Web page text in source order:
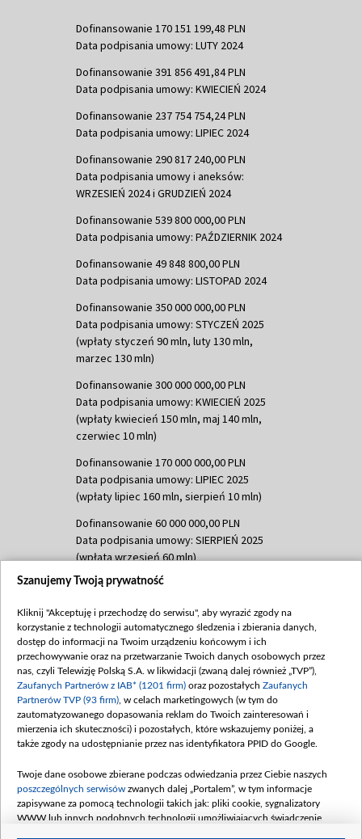
Dofinansowanie 170 151 199,48 PLN
Data podpisania umowy: LUTY 2024
Dofinansowanie 391 856 491,84 PLN
Data podpisania umowy: KWIECIEŃ 2024
Dofinansowanie 237 754 754,24 PLN
Data podpisania umowy: LIPIEC 2024
Dofinansowanie 290 817 240,00 PLN
Data podpisania umowy i aneksów:
WRZESIEŃ 2024 i GRUDZIEŃ 2024
Dofinansowanie 539 800 000,00 PLN
Data podpisania umowy: PAŹDZIERNIK 2024
Dofinansowanie 49 848 800,00 PLN
Data podpisania umowy: LISTOPAD 2024
Dofinansowanie 350 000 000,00 PLN
Data podpisania umowy: STYCZEŃ 2025
(wpłaty styczeń 90 mln, luty 130 mln,
marzec 130 mln)
Dofinansowanie 300 000 000,00 PLN
Data podpisania umowy: KWIECIEŃ 2025
(wpłaty kwiecień 150 mln, maj 140 mln,
czerwiec 10 mln)
Dofinansowanie 170 000 000,00 PLN
Data podpisania umowy: LIPIEC 2025
(wpłaty lipiec 160 mln, sierpień 10 mln)
Dofinansowanie 60 000 000,00 PLN
Data podpisania umowy: SIERPIEŃ 2025
(wpłata wrzesień 60 mln)
Dofinansowanie 635 783 051,21 PLN
(wpłata wrzesień 100 mln, październik 350
mln, listopad 265 mln)
Dofinansowanie 48 862 000,00 PLN
Data podpisania umowy: GRUDZIEŃ 2025
(wpłata grudzień 60,548 mln)
Dofinansowanie 900 000 000,00 PLN
Data podpisania umowy: LUTY 2026 (wpłata
kwiecień 180 mln, 7 maja 180 mln, 8
czerwca 90 mln)
Dofinansowanie 250 000 000,00 PLN
Szanujemy Twoją prywatność
Kliknij "Akceptuję i przechodzę do serwisu", aby wyrazić zgody na
korzystanie z technologii automatycznego śledzenia i zbierania danych,
dostęp do informacji na Twoim urządzeniu końcowym i ich
przechowywanie oraz na przetwarzanie Twoich danych osobowych przez
nas, czyli Telewizję Polską S.A. w likwidacji (zwaną dalej również „TVP”),
Zaufanych Partnerów z IAB* (1201 firm) oraz pozostałych Zaufanych
Partnerów TVP (93 firm) , w celach marketingowych (w tym do
zautomatyzowanego dopasowania reklam do Twoich zainteresowań i
mierzenia ich skuteczności) i pozostałych, które wskazujemy poniżej, a
także zgody na udostępnianie przez nas identyfikatora PPID do Google.
Twoje dane osobowe zbierane podczas odwiedzania przez Ciebie naszych
poszczególnych serwisów zwanych dalej „Portalem”, w tym informacje
zapisywane za pomocą technologii takich jak: pliki cookie, sygnalizatory
WWW lub innych podobnych technologii umożliwiających świadczenie